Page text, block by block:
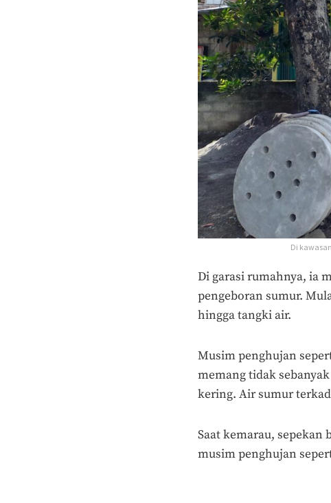
Di
Di garasi rumahnya, ia
pengeboran sumur.
hingga tangki air.
Musim penghujan
memang tidak
kering. Air sumur
Saat kemarau, sepekan
musim penghujan